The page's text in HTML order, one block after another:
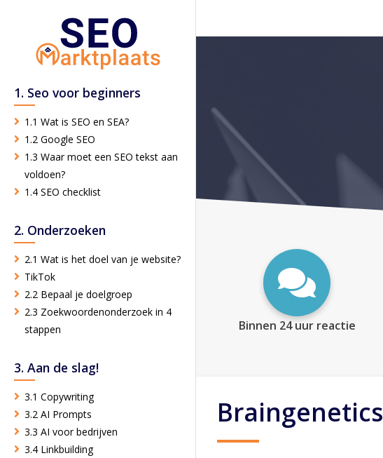
1. Seo voor beginners
1.1 Wat is SEO en SEA?
1.2 Google SEO
1.3 Waar moet een SEO tekst aan
voldoen?
1.4 SEO checklist
2. Onderzoeken
2.1 Wat is het doel van je website?
TikTok
2.2 Bepaal je doelgroep
2.3 Zoekwoordenonderzoek in 4
stappen
3. Aan de slag!
3.1 Copywriting
3.2 AI Prompts
3.3 AI voor bedrijven
3.4 Linkbuilding
Binnen 24 uur reactie
Braingenetics